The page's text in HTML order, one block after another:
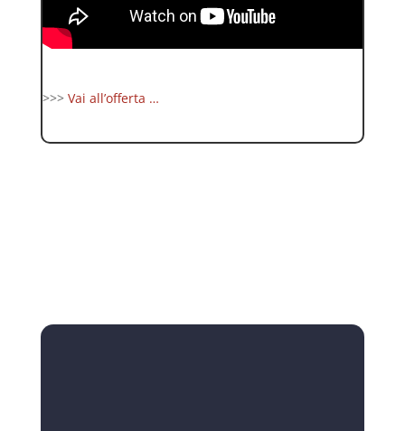
>>> Vai all’offerta …